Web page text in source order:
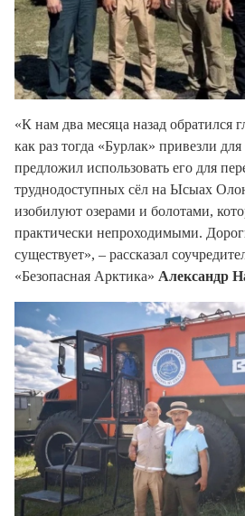
«К нам два месяца назад обратился
как раз тогда «Бурлак» привезли
предложил использовать его для
труднодоступных сёл на Ысыах
изобилуют озерами и болотами,
практически непроходимыми.
существует», – рассказал
«Безопасная Арктика» Александр